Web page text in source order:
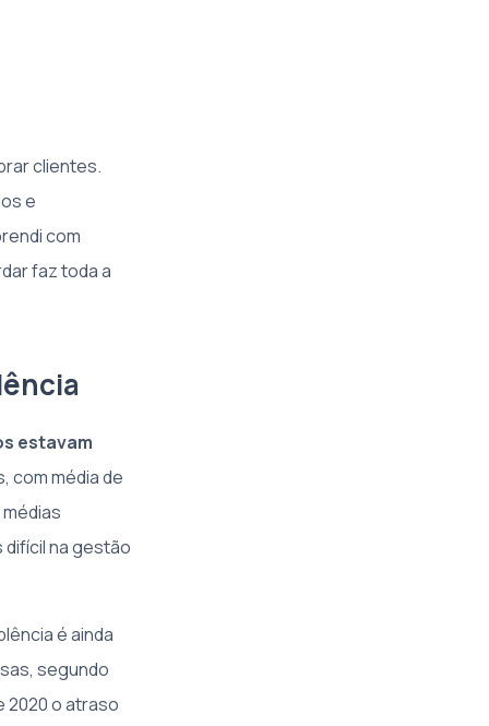
clientes.
e
com
faz toda a
estavam
com média de
na gestão
é ainda
segundo
2020 o atraso